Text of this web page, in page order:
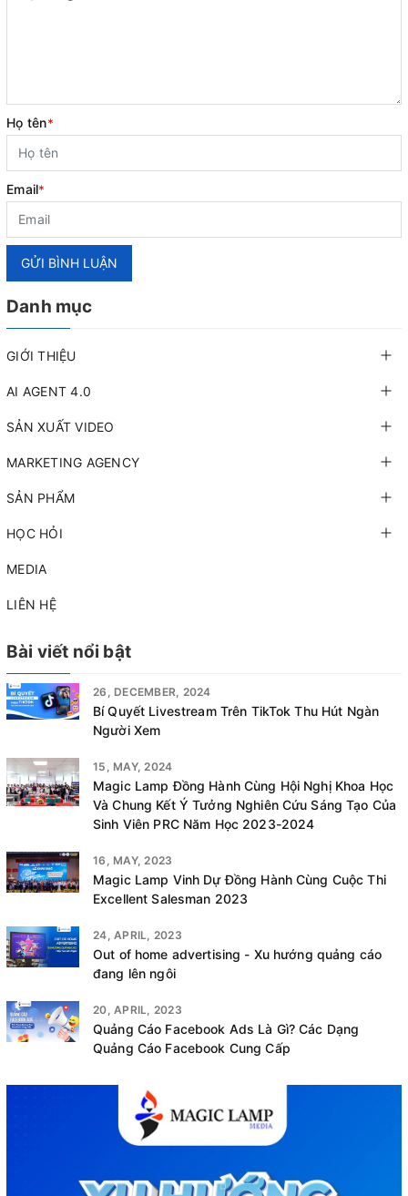
Họ tên*
Email*
GỬI BÌNH LUẬN
Danh mục
GIỚI THIỆU
AI AGENT 4.0
SẢN XUẤT VIDEO
MARKETING AGENCY
SẢN PHẨM
HỌC HỎI
MEDIA
LIÊN HỆ
Bài viết nổi bật
26, DECEMBER, 2024
Bí Quyết Livestream Trên TikTok Thu Hút Ngàn
Người Xem
15, MAY, 2024
Magic Lamp Đồng Hành Cùng Hội Nghị Khoa Học
Và Chung Kết Ý Tưởng Nghiên Cứu Sáng Tạo Của
Sinh Viên PRC Năm Học 2023-2024
16, MAY, 2023
Magic Lamp Vinh Dự Đồng Hành Cùng Cuộc Thi
Excellent Salesman 2023
24, APRIL, 2023
Out of home advertising - Xu hướng quảng cáo
đang lên ngôi
20, APRIL, 2023
Quảng Cáo Facebook Ads Là Gì? Các Dạng
Quảng Cáo Facebook Cung Cấp